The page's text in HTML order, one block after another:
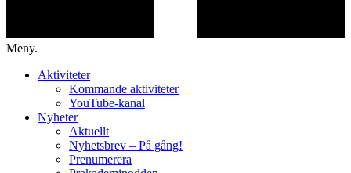
Meny.
Aktiviteter
Kommande aktiviteter
YouTube-kanal
Nyheter
Aktuellt
Nyhetsbrev – På gång!
Prenumerera